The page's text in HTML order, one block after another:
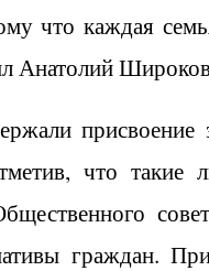
что каждая
Анатолий
что такие
граждан.